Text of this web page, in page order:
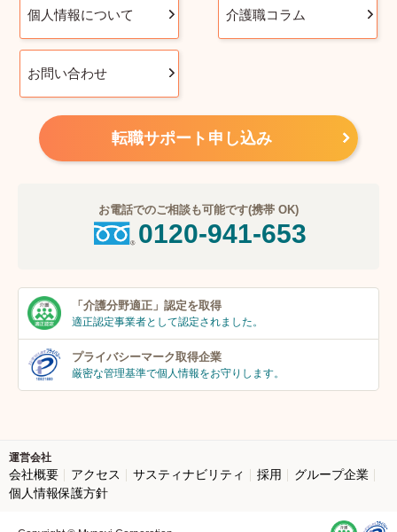
個人情報について 介護職コラム
お問い合わせ
転職サポート申し込み
お電話でのご相談も可能です(携帯 OK)
0120-941-653
「介護分野適正」 認定を取得
適正認定事業者として認定されました。
プライバシーマーク取得企業
厳密な管理基準で個人情報をお守りします。
運営会社
会社概要 アクセス サスティナビリティ 採用
グループ企業
個人情報保護方針